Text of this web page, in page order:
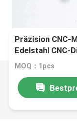
Präzision CNC-
Edelstahl CNC-
MOQ：1pcs